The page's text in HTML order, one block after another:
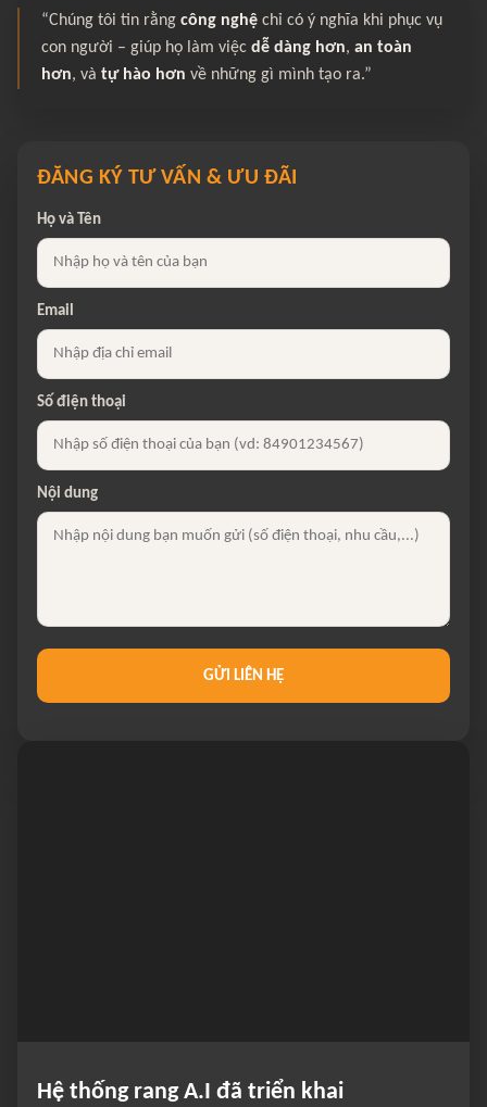
“Chúng tôi tin rằng công nghệ chỉ có ý nghĩa khi phục vụ
con người – giúp họ làm việc dễ dàng hơn, an toàn
hơn, và tự hào hơn về những gì mình tạo ra.”
Hệ thống rang A.I đã triển khai
ĐĂNG KÝ TƯ VẤN & ƯU ĐÃI
Họ và Tên
Email
Số điện thoại
Nội dung
GỬI LIÊN HỆ